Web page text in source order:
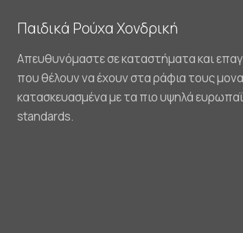
Παιδικά Ρούχα Χονδρική
Απευθυνόμαστε σε καταστήματα και
που θέλουν να έχουν στα ράφια τους
κατασκευασμένα με τα πιο υψηλά
standards.